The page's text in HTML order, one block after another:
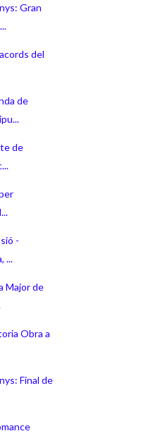
Gran
del
de
de
-
...
Major de
Obra a
Final de